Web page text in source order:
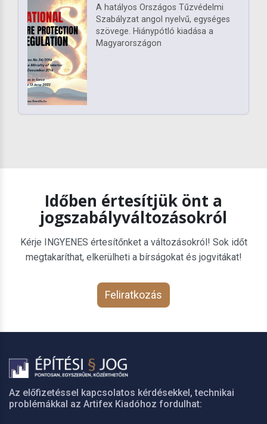
A hatályos Országos Tűzvédelmi
Szabályzat angol nyelvű, egységes
szövege. Hiánypótló kiadása a
Magyarországon
Időben értesítjük önt a
jogszabályváltozásokról
Kérje INGYENES értesítőnket a változásokról! Sok időt
megtakaríthat, elkerülheti a bírságokat és jogvitákat!
Feliratkozás
Az előfizetéssel kapcsolatos kérdésekkel, technikai
problémákkal az Artifex Kiadóhoz fordulhat: